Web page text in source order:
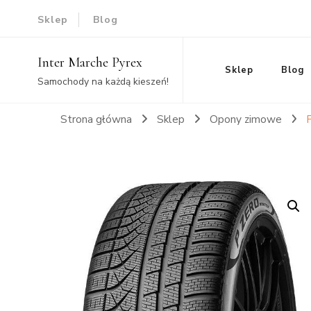
Sklep Blog
Inter Marche Pyrex
Samochody na każdą kieszeń!
Sklep Blog
Strona główna Sklep Opony zimowe